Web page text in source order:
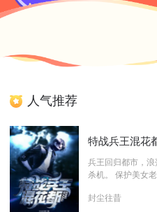
人气推荐
特战兵王混花
兵王回归都市，
杀机。 保护美女
封尘往昔